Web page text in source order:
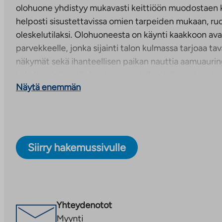
olohuone yhdistyy mukavasti keittiöön muodostaen
helposti sisustettavissa omien tarpeiden mukaan,
oleskelutilaksi. Olohuoneesta on käynti kaakkoon
parvekkeelle, jonka sijainti talon kulmassa tarjoaa
näkymät sekä ihanteellisen paikan nauttia
asuntoon miellyttävää viileyttä ja rauhallista
Ramsinniementie 14 on vuonna 2015 valmistunut
kaikkien asukkaiden käyttöön. Suurimmissa
Näytä enemmän
Siirry hakemussivulle
Yhteydenotot
Myynti